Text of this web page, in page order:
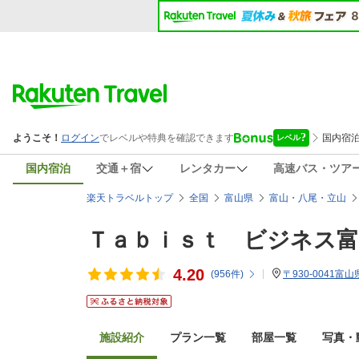
国内宿泊 交通＋宿 レンタカー 高速バス・ツア
楽天トラベルトップ 全国 富山県 富山・八尾・立山
Ｔａｂｉｓｔ ビジネス
4.20 (956件) 〒930-0041富山
施設紹介 プラン一覧 部屋一覧 写真・